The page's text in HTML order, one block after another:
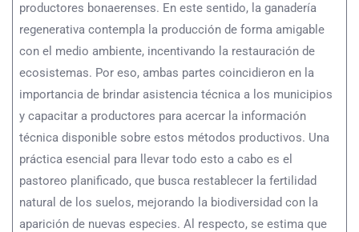
productores bonaerenses. En este sentido, la ganadería
regenerativa contempla la producción de forma amigable
con el medio ambiente, incentivando la restauración de
ecosistemas. Por eso, ambas partes coincidieron en la
importancia de brindar asistencia técnica a los municipios
y capacitar a productores para acercar la información
técnica disponible sobre estos métodos productivos. Una
práctica esencial para llevar todo esto a cabo es el
pastoreo planificado, que busca restablecer la fertilidad
natural de los suelos, mejorando la biodiversidad con la
aparición de nuevas especies. Al respecto, se estima que